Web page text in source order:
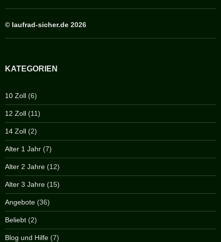
© laufrad-sicher.de 2026
KATEGORIEN
10 Zoll (6)
12 Zoll (11)
14 Zoll (2)
Alter 1 Jahr (7)
Alter 2 Jahre (12)
Alter 3 Jahre (15)
Angebote (36)
Beliebt (2)
Blog und Hilfe (7)